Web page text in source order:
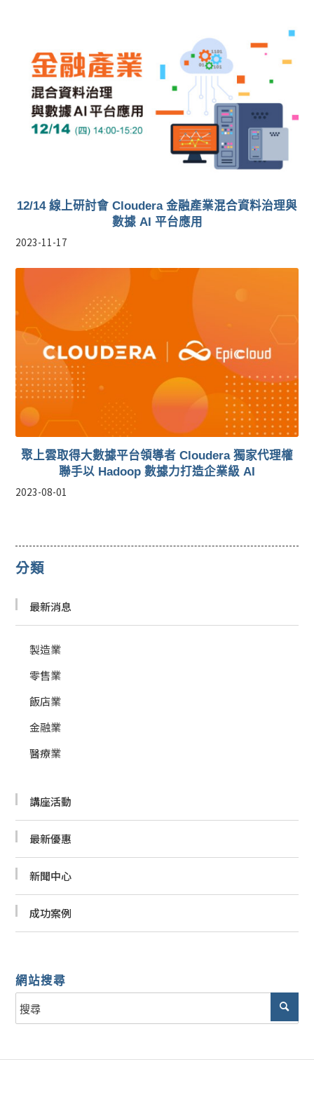
12/14 線上研討會 Cloudera 金融產業混合資料治理與
數據 AI 平台應用
2023-11-17
聚上雲取得大數據平台領導者 Cloudera 獨家代理權
聯手以 Hadoop 數據力打造企業級 AI
2023-08-01
分類
最新消息
製造業
零售業
飯店業
金融業
醫療業
講座活動
最新優惠
新聞中心
成功案例
網站搜尋